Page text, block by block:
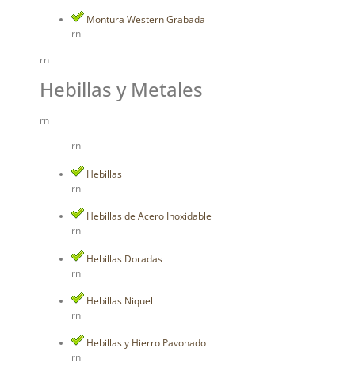
Montura Western Grabada
rn
rn
Hebillas y Metales
rn
rn
Hebillas
rn
Hebillas de Acero Inoxidable
rn
Hebillas Doradas
rn
Hebillas Niquel
rn
Hebillas y Hierro Pavonado
rn